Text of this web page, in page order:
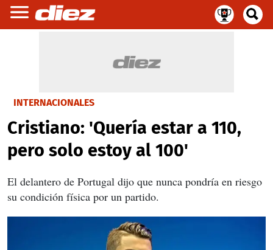
INTERNACIONALES
Cristiano: 'Quería estar a 110,
pero solo estoy al 100'
El delantero de Portugal dijo que nunca pondría en riesgo
su condición física por un partido.